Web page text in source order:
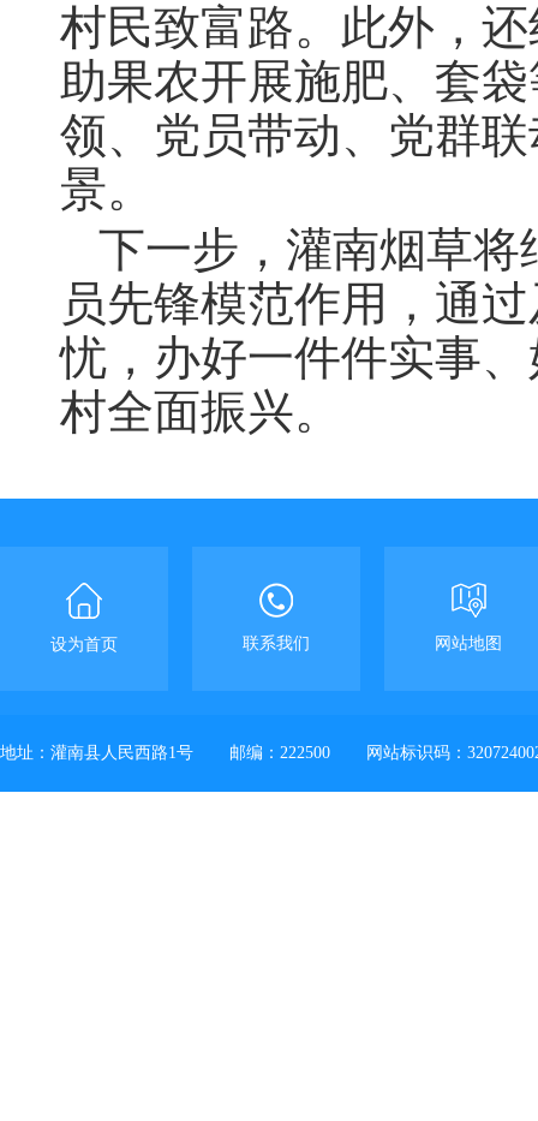
村民致富路。此外 ，
助果农开展施肥、套
领、党员带动、党群
景。
下一步 ， 灌南烟草将
员先锋模范作用，通
忧，办好一件件实事
村全面振兴。
设为首页 联系我们 网站地图
地址：灌南县人民西路1号 邮编：222500 网站标识码：